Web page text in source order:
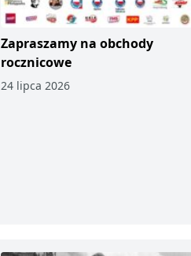
Zapraszamy na obchody
rocznicowe
24 lipca 2026